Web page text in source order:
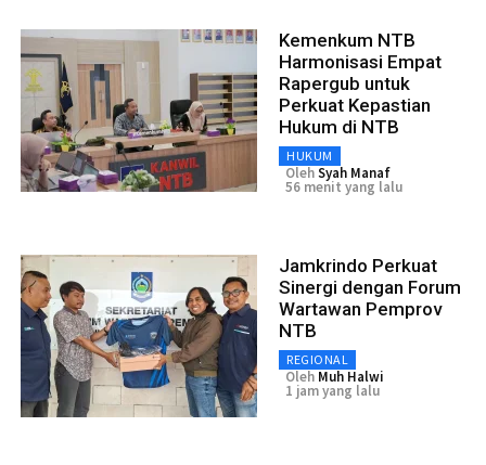
Kemenkum NTB
Harmonisasi Empat
Rapergub untuk
Perkuat Kepastian
Hukum di NTB
HUKUM
OlehSyah Manaf
56 menit yang lalu
Jamkrindo Perkuat
Sinergi dengan Forum
Wartawan Pemprov
NTB
REGIONAL
Oleh Muh Halwi
1 jam yang lalu